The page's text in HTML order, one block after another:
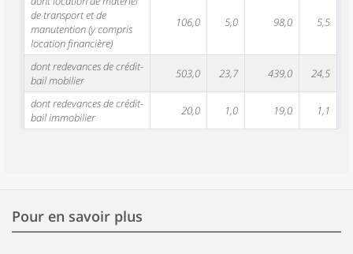
de transport et de
manutention (y compris
location financière)
106,0 5,0 98,0 5,5
dont redevances de crédit-
bail mobilier
503,0 23,7 439,0 24,5
dont redevances de crédit-
bail immobilier
20,0 1,0 19,0 1,1
Pour en savoir plus